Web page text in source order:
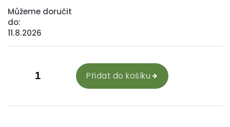
Můžeme doručit
do:
11.8.2026
Přidat do košíku